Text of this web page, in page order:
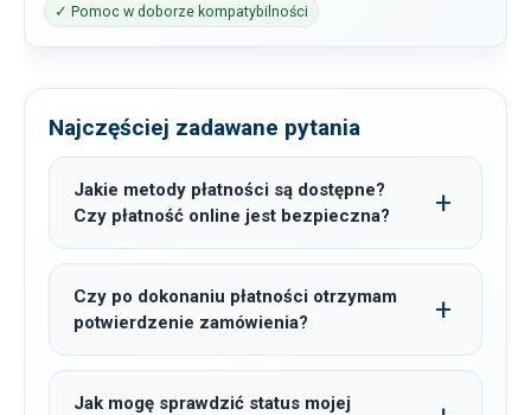
✓ Pomoc w doborze kompatybilności
Najczęściej zadawane pytania
Jakie metody płatności są dostępne?
Czy płatność online jest bezpieczna?
Czy po dokonaniu płatności otrzymam
potwierdzenie zamówienia?
Jak mogę sprawdzić status mojej